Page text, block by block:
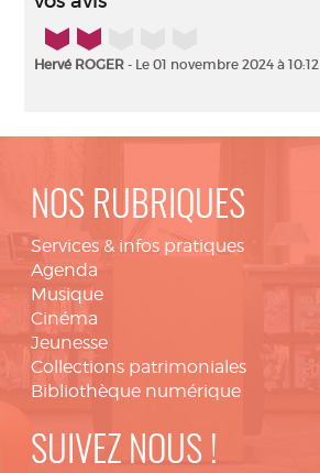
2/5
Hervé ROGER - Le 01 novembre 2024 à 10:12
NOS RUBRIQUES
Services & infos pratiques
Agenda
Musique
Cinéma
Jeunesse
Collections patrimoniales
Bibliothèque numérique
SUIVEZ NOUS !